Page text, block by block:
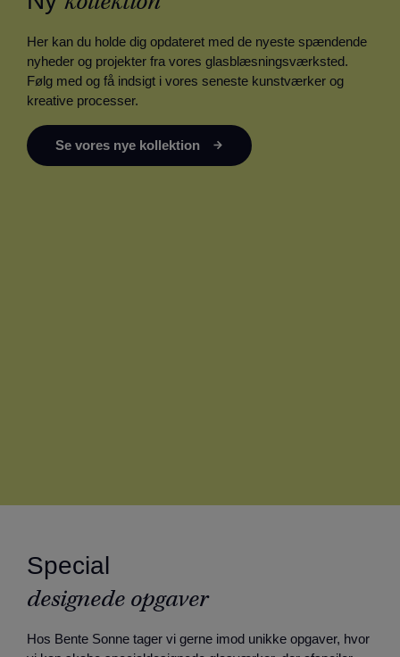
Her kan du holde dig opdateret med de nyeste spændende
nyheder og projekter fra vores glasblæsningsværksted.
Følg med og få indsigt i vores seneste kunstværker og
kreative processer.
Se vores nye kollektion
Special
designede opgaver
Hos Bente Sonne tager vi gerne imod unikke opgaver, hvor